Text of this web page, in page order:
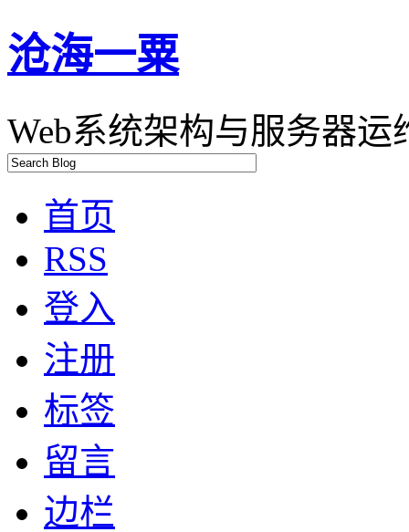
沧海一粟
Web系统架构与服务器运
首页
RSS
登入
注册
标签
留言
边栏